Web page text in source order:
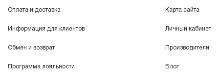
Оплата и доставка
Информация для клиентов
Обмен и возврат
Программа лояльности
Карта сайта
Личный кабинет
Производители
Блог